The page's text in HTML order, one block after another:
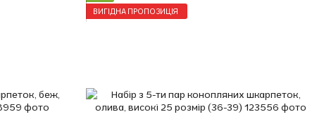
ВИГІДНА ПРОПОЗИЦІЯ